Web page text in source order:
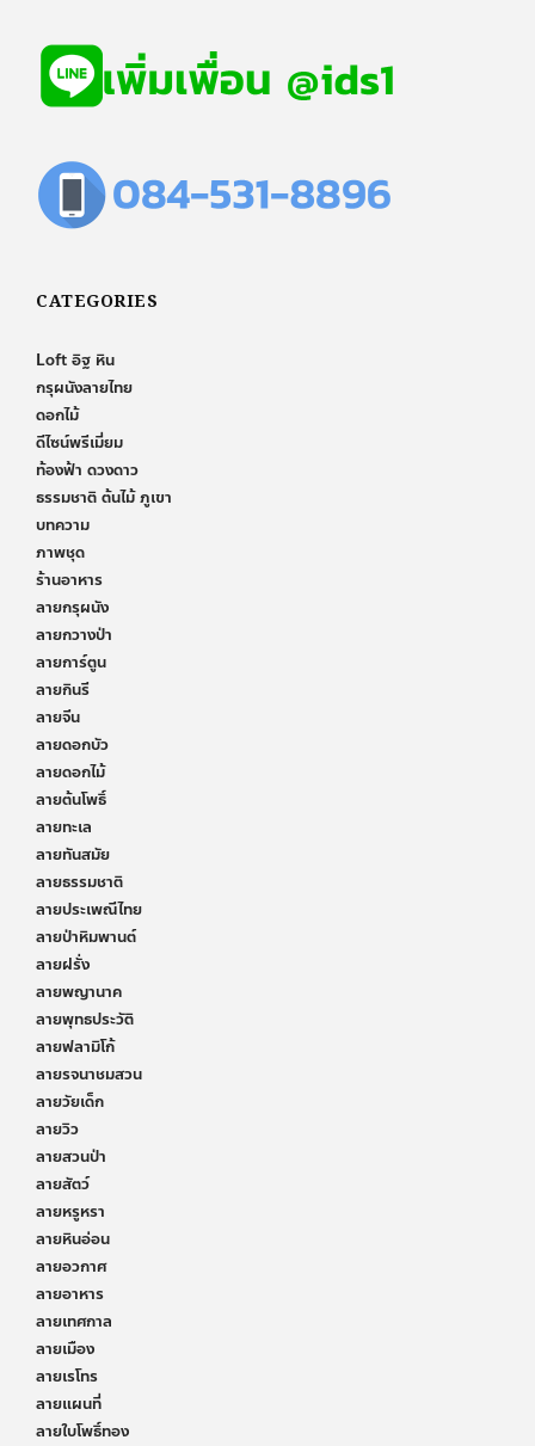
CATEGORIES
Loft อิฐ หิน
กรุผนังลายไทย
ดอกไม้
ดีไซน์พรีเมี่ยม
ท้องฟ้า ดวงดาว
ธรรมชาติ ต้นไม้ ภูเขา
บทความ
ภาพชุด
ร้านอาหาร
ลายกรุผนัง
ลายกวางป่า
ลายการ์ตูน
ลายกินรี
ลายจีน
ลายดอกบัว
ลายดอกไม้
ลายต้นโพธิ์
ลายทะเล
ลายทันสมัย
ลายธรรมชาติ
ลายประเพณีไทย
ลายป่าหิมพานต์
ลายฝรั่ง
ลายพญานาค
ลายพุทธประวัติ
ลายฟลามิโก้
ลายรจนาชมสวน
ลายวัยเด็ก
ลายวิว
ลายสวนป่า
ลายสัตว์
ลายหรูหรา
ลายหินอ่อน
ลายอวกาศ
ลายอาหาร
ลายเทศกาล
ลายเมือง
ลายเรโทร
ลายแผนที่
ลายใบโพธิ์ทอง